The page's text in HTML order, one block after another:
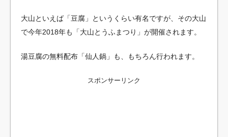
大山といえば「豆腐」というくらい有名ですが、その大山
で今年2018年も「大山とうふまつり」が開催されます。
湯豆腐の無料配布「仙人鍋」も、もちろん行われます。
スポンサーリンク